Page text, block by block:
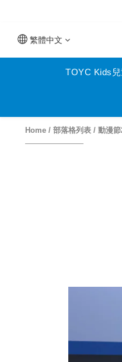
繁體中文
TOYC Kids兒
Home / 部落格列表 / 動漫